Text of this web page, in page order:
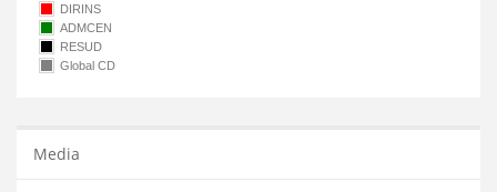
DIRINS
ADMCEN
RESUD
Global CD
Media